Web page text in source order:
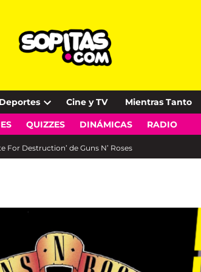
Deportes
Open
dropdown
Cine y TV Mientras Tanto
QUIZZES DINÁMICAS RADIO
For Destruction’ de Guns N’ Roses